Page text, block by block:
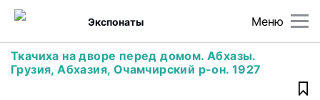
Меню
Экспонаты
Ткачиха на дворе перед домом. Абхазы.
Грузия, Абхазия, Очамчирский р-он. 1927